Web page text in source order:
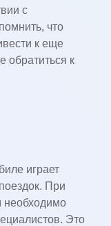
с
что
к еще
обратиться к
играет
При
необходимо
Это